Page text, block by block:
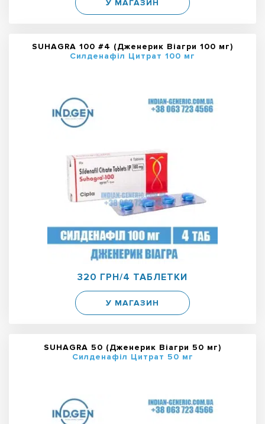
У МАГАЗИН
SUHAGRA 100 #4 (Дженерик Віагри 100 мг)
Силденафіл Цитрат 100 мг
320 ГРН/4 ТАБЛЕТКИ
У МАГАЗИН
SUHAGRA 50 (Дженерик Віагри 50 мг)
Силденафіл Цитрат 50 мг